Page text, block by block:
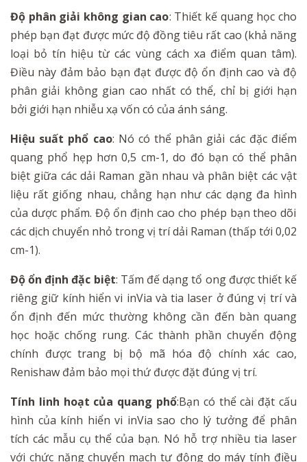
Độ phân giải không gian cao: Thiết kế quang học cho
phép bạn đạt được mức độ đồng tiêu rất cao (khả năng
loại bỏ tín hiệu từ các vùng cách xa điểm quan tâm).
Điều này đảm bảo bạn đạt được độ ổn định cao và độ
phân giải không gian cao nhất có thể, chỉ bị giới hạn
bởi giới hạn nhiễu xạ vốn có của ánh sáng.
Hiệu suất phổ cao: Nó có thể phân giải các đặc điểm
quang phổ hẹp hơn 0,5 cm-1, do đó bạn có thể phân
biệt giữa các dải Raman gần nhau và phân biệt các vật
liệu rất giống nhau, chẳng hạn như các dạng đa hình
của dược phẩm. Độ ổn định cao cho phép bạn theo dõi
các dịch chuyển nhỏ trong vị trí dải Raman (thấp tới 0,02
cm-1).
Độ ổn định đặc biệt: Tấm đế dạng tổ ong được thiết kế
riêng giữ kính hiển vi inVia và tia laser ở đúng vị trí và
ổn định đến mức thường không cần đến bàn quang
học hoặc chống rung. Các thành phần chuyển động
chính được trang bị bộ mã hóa độ chính xác cao,
Renishaw đảm bảo mọi thứ được đặt đúng vị trí.
Tính linh hoạt của quang phổ:Bạn có thểcài đặt cấu
hình của kính hiển vi inVia sao cho lý tưởng để phân
tích các mẫu cụ thể của bạn. Nó hỗ trợ nhiều tia laser
với chức năng chuyển mạch tự động do máy tính điều